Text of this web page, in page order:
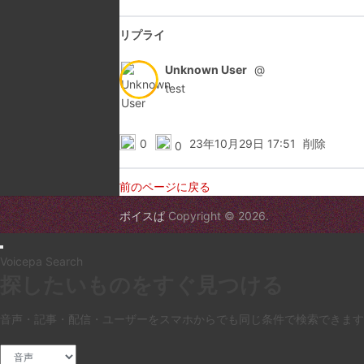
リプライ
Unknown User @
test
0 0 23年10月29日 17:51 削除
前のページに戻る
ボイスぱCopyright © 2026.
Voicepa Search
音声・記事・配信・ユーザーをスマホからでも同じ条件で検索できま